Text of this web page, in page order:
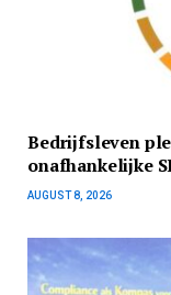
Bedrijfsleven
onafhankelijke
AUGUST 8, 2026